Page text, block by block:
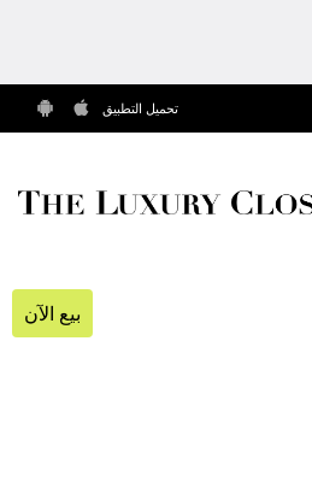
تحميل التطبيق
بيع الآن